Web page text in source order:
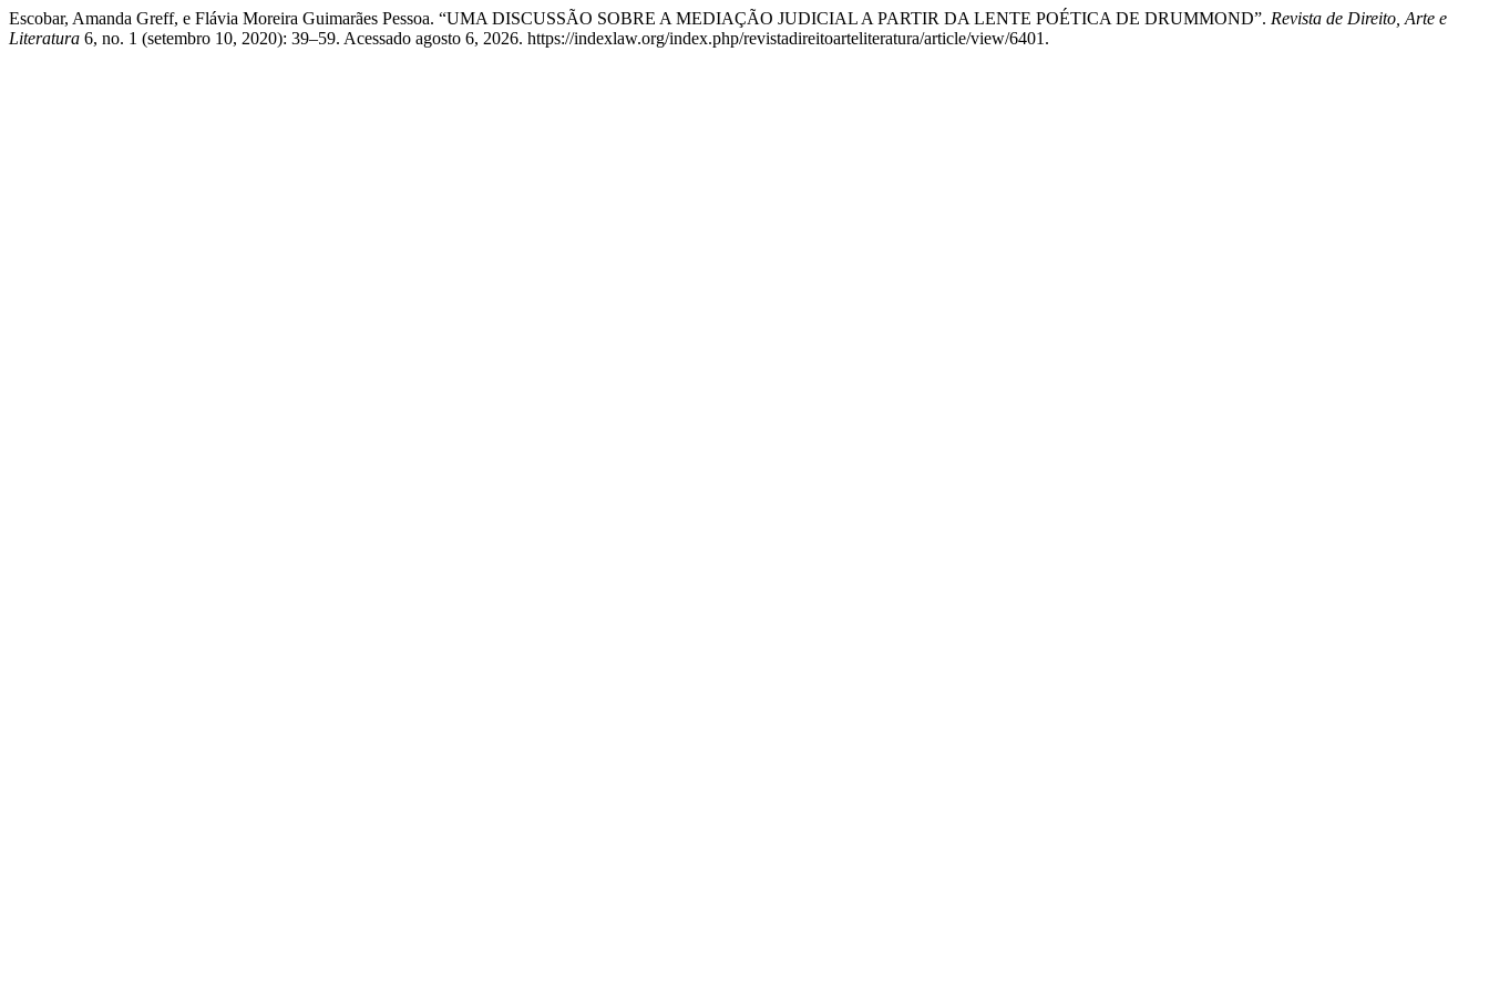
Escobar, Amanda Greff, e Flávia Moreira Guimarães Pessoa. “UMA DISCUSSÃO SOBRE A MEDIAÇÃO JUDICIAL A PARTIR DA LENTE POÉTICA DE DRUMMOND”. Revista de Direito, Arte e
Literatura 6, no. 1 (setembro 10, 2020): 39–59. Acessado agosto 6, 2026. https://indexlaw.org/index.php/revistadireitoarteliteratura/article/view/6401.